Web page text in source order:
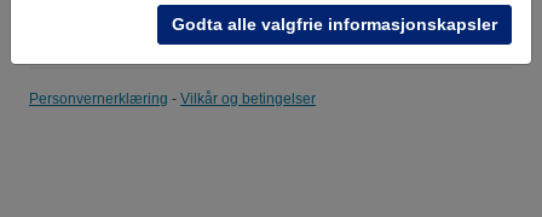
Godta alle valgfrie informasjonskapsler
Personvernerklæring - Vilkår og betingelser